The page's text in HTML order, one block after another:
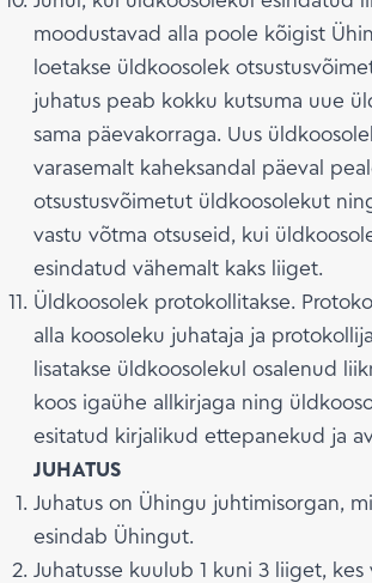
moodustavad alla poole kõigist
loetakse üldkoosolek
juhatus peab kokku kutsuma uue
sama päevakorraga. Uus
varasemalt kaheksandal päeval
otsustusvõimetut üldkoosolekut
vastu võtma otsuseid, kui
esindatud vähemalt kaks liiget.
Üldkoosolek protokollitakse.
alla koosoleku juhataja ja
lisatakse üldkoosolekul osalenud
koos igaühe allkirjaga ning
esitatud kirjalikud ettepanekud ja
JUHATUS
Juhatus on Ühingu juhtimisorgan,
esindab Ühingut.
Juhatusse kuulub 1 kuni 3 liiget, kes